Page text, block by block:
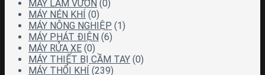
MÁY LÀM VƯỜN (0)
MÁY NÉN KHÍ (0)
MÁY NÔNG NGHIỆP (1)
MÁY PHÁT ĐIỆN (6)
MÁY RỬA XE (0)
MÁY THIẾT BỊ CẦM TAY (0)
MÁY THỔI KHÍ (239)